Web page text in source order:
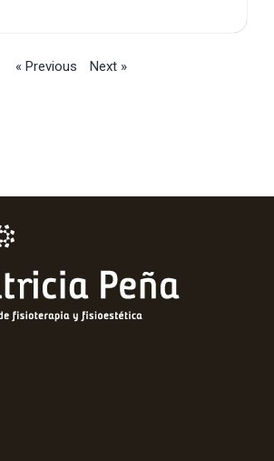
« Previous Next »